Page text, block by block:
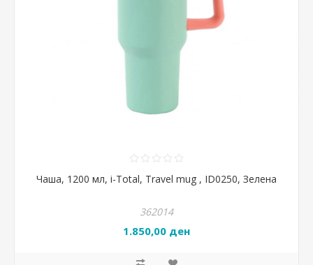
Чаша, 1200 мл, i-Total, Travel mug , ID0250, Зелена
362014
1.850,00 ден